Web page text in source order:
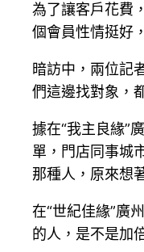
為了讓客戶花費
個會員性情挺好
暗訪中，兩位記
們這邊找對象，
據在“我主良緣”
單，門店同事城
那種人，原來想
在“世紀佳緣”廣
的人，是不是加